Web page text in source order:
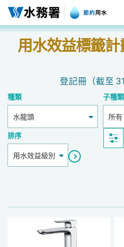
跳至內容
用水效益標籤
登記冊（截至
種類
水龍頭
子種類
所有
排序
用水效益級別